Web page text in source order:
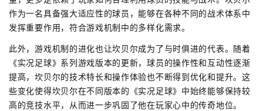
作为一名具备强大适应性的球员，能够在各种不同的战术体系中
发挥重要作用，符合游戏机制中的多样化需求。
此外，游戏机制的进化也让坎贝尔成为了与时俱进的代表。随着
《实况足球》系列游戏版本的更新，球员的操作性和互动性逐渐
提高，坎贝尔的技术特长和操作体验也不断得到优化和提升。这
些变化使得坎贝尔在不同版本的《实况足球》中始终能够保持较
高的竞技水平，从而进一步巩固了他在玩家心中的传奇地位。